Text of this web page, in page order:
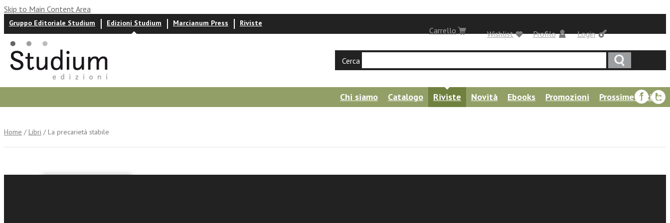
Skip to Main Content Area
Login
Carrello
Gruppo Editoriale Studium Edizioni Studium Marcianum Press Riviste
Profilo
Wishlist
Cerca
Chi siamo Catalogo Riviste Novità Ebooks Promozioni
Prossime uscite
Home / Libri / La precarietà stabile